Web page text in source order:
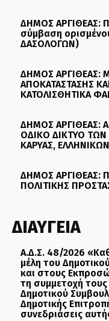
ΔΗΜΟΣ ΑΡΓΙΘΕΑΣ:
σύμβαση
ΔΑΣΟΛΟΓΩΝ)
ΔΗΜΟΣ ΑΡΓΙΘΕΑΣ:
ΑΠΟΚΑΤΑΣΤΑΣΗΣ
ΚΑΤΟΛΙΣΘΗΤΙΚΑ
ΔΗΜΟΣ ΑΡΓΙΘΕΑΣ:
ΟΔΙΚΟ ΔΙΚΤΥΟ ΤΩΝ
ΚΑΡΥΑΣ,
ΔΗΜΟΣ ΑΡΓΙΘΕΑΣ:
ΠΟΛΙΤΙΚΗΣ
ΔΙΑΥΓΕΙΑ
Α.Δ.Σ. 48/2026
μέλη του
και στους
τη συμμετοχή τους
Δημοτικού
Δημοτικής
συνεδριάσεις